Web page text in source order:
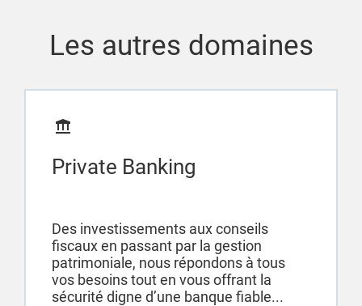
Les autres domaines
Private Banking
Des investissements aux conseils
fiscaux en passant par la gestion
patrimoniale, nous répondons à tous
vos besoins tout en vous offrant la
sécurité digne d’une banque fiable...